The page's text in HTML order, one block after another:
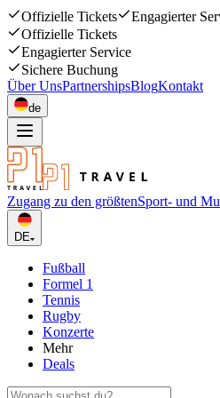
Offizielle Tickets Engagierter
Offizielle Tickets
Engagierter Service
Sichere Buchung
Über UnsPartnershipsBlogKontakt
de
Zugang zu den größtenSport- und
DE
Fußball
Formel 1
Tennis
Rugby
Konzerte
Mehr
Deals